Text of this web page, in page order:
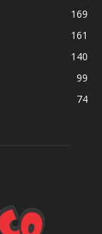
169
161
140
99
74